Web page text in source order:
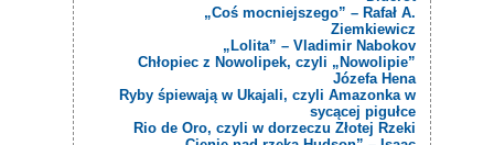
„Coś mocniejszego” – Rafał A.
Ziemkiewicz
„Lolita” – Vladimir Nabokov
Chłopiec z Nowolipek, czyli „Nowolipie”
Józefa Hena
Ryby śpiewają w Ukajali, czyli Amazonka w
sycącej pigułce
Rio de Oro, czyli w dorzeczu Złotej Rzeki